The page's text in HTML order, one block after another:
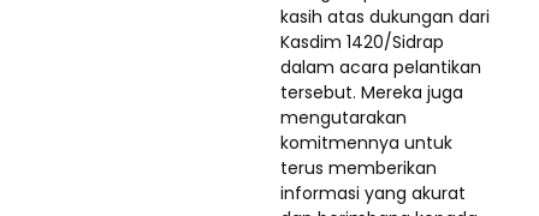
kasih atas dukungan dari
Kasdim 1420/Sidrap
dalam acara pelantikan
tersebut. Mereka juga
mengutarakan
komitmennya untuk
terus memberikan
informasi yang akurat